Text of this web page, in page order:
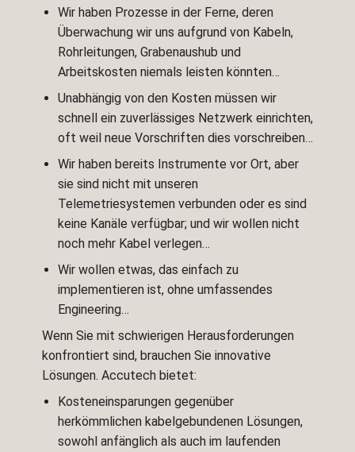
Wir haben Prozesse in der Ferne, deren
Überwachung wir uns aufgrund von Kabeln,
Rohrleitungen, Grabenaushub und
Arbeitskosten niemals leisten könnten…
Unabhängig von den Kosten müssen wir
schnell ein zuverlässiges Netzwerk einrichten,
oft weil neue Vorschriften dies vorschreiben…
Wir haben bereits Instrumente vor Ort, aber
sie sind nicht mit unseren
Telemetriesystemen verbunden oder es sind
keine Kanäle verfügbar; und wir wollen nicht
noch mehr Kabel verlegen…
Wir wollen etwas, das einfach zu
implementieren ist, ohne umfassendes
Engineering…
Wenn Sie mit schwierigen Herausforderungen
konfrontiert sind, brauchen Sie innovative
Lösungen. Accutech bietet:
Kosteneinsparungen gegenüber
herkömmlichen kabelgebundenen Lösungen,
sowohl anfänglich als auch im laufenden